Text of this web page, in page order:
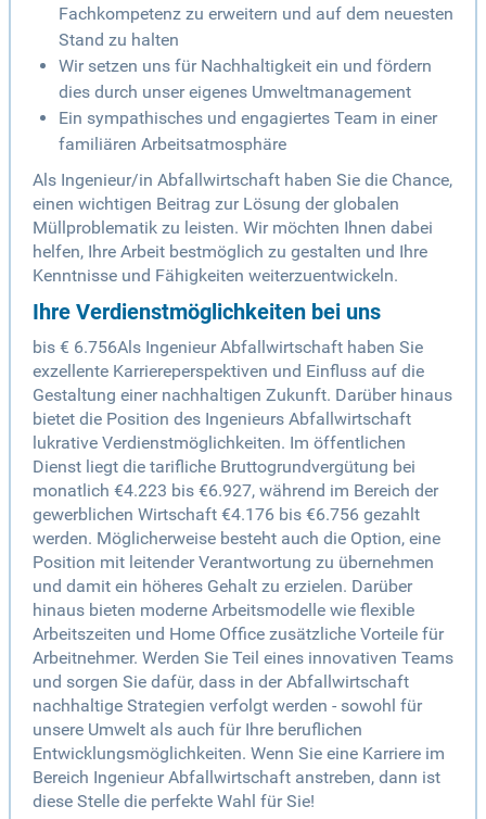
Fachkompetenz zu erweitern und auf dem neuesten
Stand zu halten
Wir setzen uns für Nachhaltigkeit ein und fördern
dies durch unser eigenes Umweltmanagement
Ein sympathisches und engagiertes Team in einer
familiären Arbeitsatmosphäre
Als Ingenieur/in Abfallwirtschaft haben Sie die Chance,
einen wichtigen Beitrag zur Lösung der globalen
Müllproblematik zu leisten. Wir möchten Ihnen dabei
helfen, Ihre Arbeit bestmöglich zu gestalten und Ihre
Kenntnisse und Fähigkeiten weiterzuentwickeln.
Ihre Verdienstmöglichkeiten bei uns
bis € 6.756Als Ingenieur Abfallwirtschaft haben Sie
exzellente Karriereperspektiven und Einfluss auf die
Gestaltung einer nachhaltigen Zukunft. Darüber hinaus
bietet die Position des Ingenieurs Abfallwirtschaft
lukrative Verdienstmöglichkeiten. Im öffentlichen
Dienst liegt die tarifliche Bruttogrundvergütung bei
monatlich €4.223 bis €6.927, während im Bereich der
gewerblichen Wirtschaft €4.176 bis €6.756 gezahlt
werden. Möglicherweise besteht auch die Option, eine
Position mit leitender Verantwortung zu übernehmen
und damit ein höheres Gehalt zu erzielen. Darüber
hinaus bieten moderne Arbeitsmodelle wie flexible
Arbeitszeiten und Home Office zusätzliche Vorteile für
Arbeitnehmer. Werden Sie Teil eines innovativen Teams
und sorgen Sie dafür, dass in der Abfallwirtschaft
nachhaltige Strategien verfolgt werden - sowohl für
unsere Umwelt als auch für Ihre beruflichen
Entwicklungsmöglichkeiten. Wenn Sie eine Karriere im
Bereich Ingenieur Abfallwirtschaft anstreben, dann ist
diese Stelle die perfekte Wahl für Sie!